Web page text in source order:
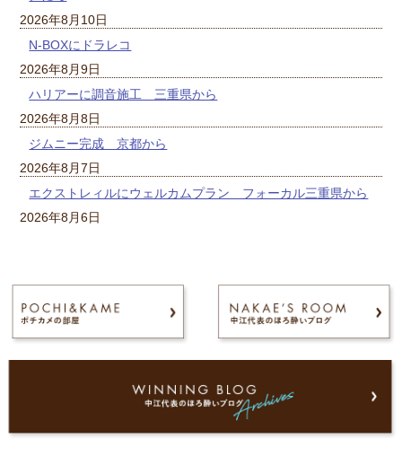
2026年8月10日
N-BOXにドラレコ
2026年8月9日
ハリアーに調音施工 三重県から
2026年8月8日
ジムニー完成 京都から
2026年8月7日
エクストレィルにウェルカムプラン フォーカル三重県から
2026年8月6日